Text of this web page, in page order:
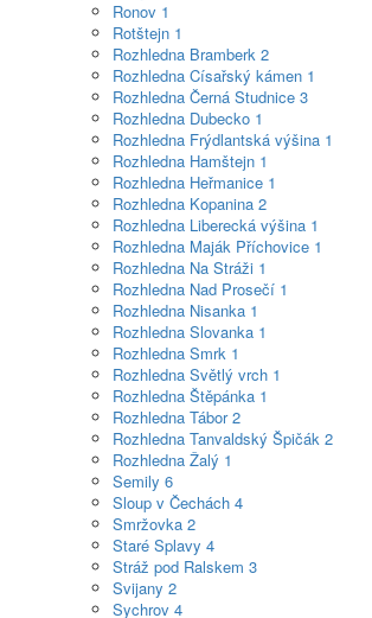
Ronov 1
Rotštejn 1
Rozhledna Bramberk 2
Rozhledna Císařský kámen 1
Rozhledna Černá Studnice 3
Rozhledna Dubecko 1
Rozhledna Frýdlantská výšina 1
Rozhledna Hamštejn 1
Rozhledna Heřmanice 1
Rozhledna Kopanina 2
Rozhledna Liberecká výšina 1
Rozhledna Maják Příchovice 1
Rozhledna Na Stráži 1
Rozhledna Nad Prosečí 1
Rozhledna Nisanka 1
Rozhledna Slovanka 1
Rozhledna Smrk 1
Rozhledna Světlý vrch 1
Rozhledna Štěpánka 1
Rozhledna Tábor2
Rozhledna Tanvaldský Špičák 2
Rozhledna Žalý 1
Semily 6
Sloup v Čechách 4
Smržovka 2
Staré Splavy 4
Stráž pod Ralskem 3
Svijany 2
Sychrov 4